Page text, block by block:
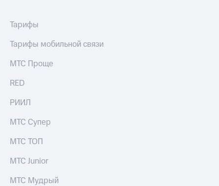
информации
Информация
Документы
кабинет
Акционерный
Контроль
аудит
Тарифы
Тарифы мобильной связи
МТС Проще
RED
РИИЛ
МТС Супер
МТС ТОП
МТС Junior
МТС Мудрый